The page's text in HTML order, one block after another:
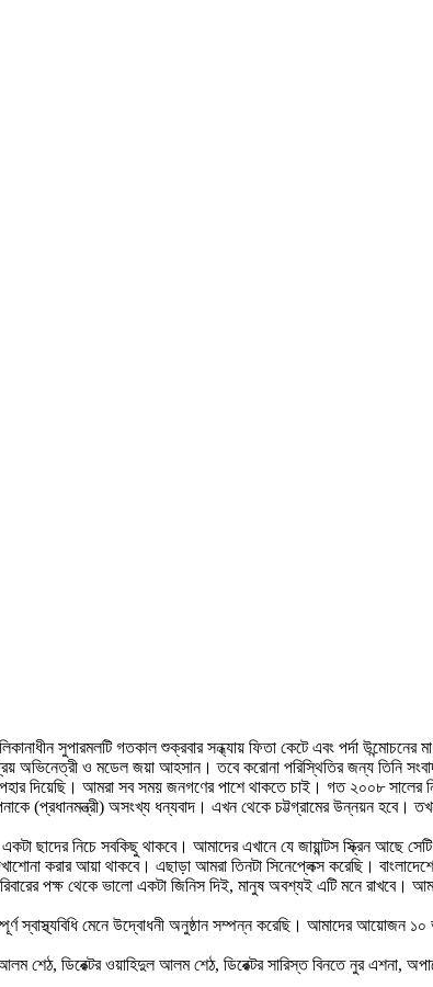
সুপারমলটি গতকাল শুক্রবার সন্ধ্যায় ফিতা কেটে এবং পর্দা উন্মোচনের
ও মডেল জয়া আহসান। তবে করোনা পরিস্থিতির জন্য তিনি
দিয়েছি। আমরা সব সময় জনগণের পাশে থাকতে চাই। গত ২০০৮ সালের
(প্রধানমন্ত্রী) অসংখ্য ধন্যবাদ। এখন থেকে চট্টগ্রামের উন্নয়ন হবে।
ছাদের নিচে সবকিছু থাকবে। আমাদের এখানে যে জায়ান্টস স্ক্রিন আছে
করার আয়া থাকবে। এছাড়া আমরা তিনটা সিনেপ্লেক্স করেছি।
পক্ষ থেকে ভালো একটা জিনিস দিই, মানুষ অবশ্যই এটি মনে রাখবে।
স্বাস্থ্যবিধি মেনে উদ্বোধনী অনুষ্ঠান সম্পন্ন করেছি। আমাদের আয়োজন
ডিরেক্টর ওয়াহিদুল আলম শেঠ, ডিরেক্টর সারিস্ত বিনতে নুর এশনা,